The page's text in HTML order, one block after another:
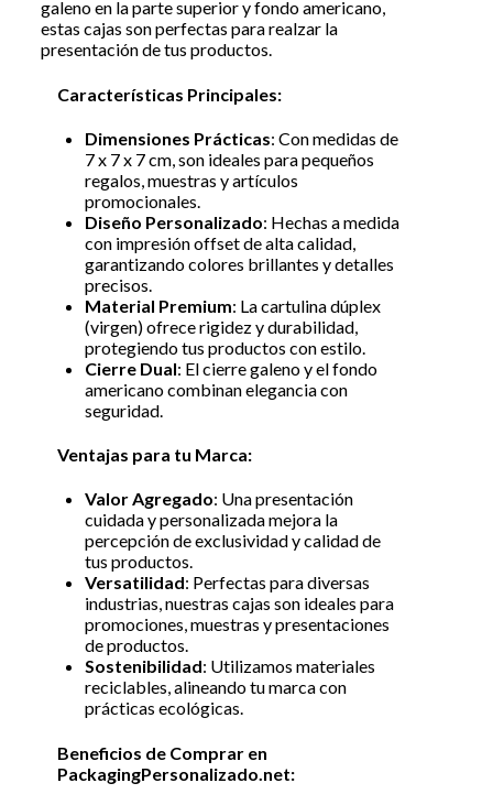
galeno en la parte superior y fondo americano,
estas cajas son perfectas para realzar la
presentación de tus productos.
Características Principales:
Dimensiones Prácticas: Con medidas de
7 x 7 x 7 cm, son ideales para pequeños
regalos, muestras y artículos
promocionales.
Diseño Personalizado: Hechas a medida
con impresión offset de alta calidad,
garantizando colores brillantes y detalles
precisos.
Material Premium: La cartulina dúplex
(virgen) ofrece rigidez y durabilidad,
protegiendo tus productos con estilo.
Cierre Dual: El cierre galeno y el fondo
americano combinan elegancia con
seguridad.
Ventajas para tu Marca:
Valor Agregado: Una presentación
cuidada y personalizada mejora la
percepción de exclusividad y calidad de
tus productos.
Versatilidad: Perfectas para diversas
industrias, nuestras cajas son ideales para
promociones, muestras y presentaciones
de productos.
Sostenibilidad: Utilizamos materiales
reciclables, alineando tu marca con
prácticas ecológicas.
Beneficios de Comprar en
PackagingPersonalizado.net: